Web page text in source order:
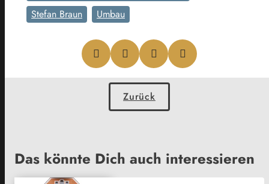
Stefan Braun
Umbau
Zurück
Das könnte Dich auch interessieren